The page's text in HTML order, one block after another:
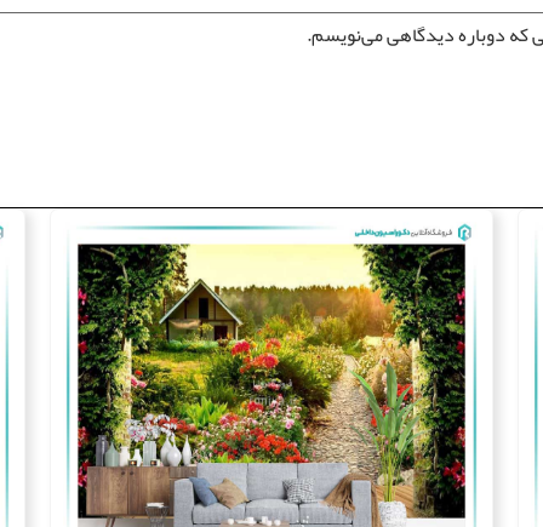
که دوباره دیدگاهی می‌نویسم.